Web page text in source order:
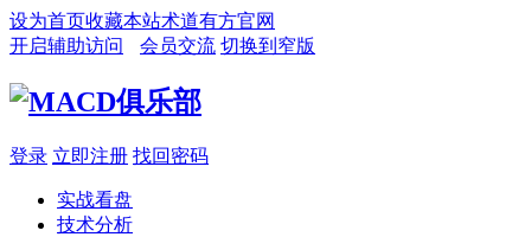
设为首页收藏本站术道有方官网
开启辅助访问
会员交流 切换到窄版
登录 立即注册 找回密码
实战看盘
技术分析